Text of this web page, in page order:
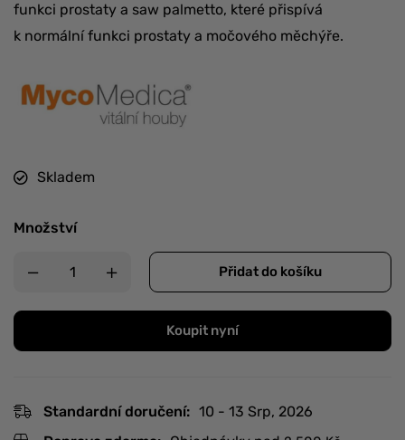
funkci prostaty a saw palmetto, které přispívá
k normální funkci prostaty a močového měchýře.
Skladem
Množství
Přidat do košíku
Koupit nyní
Standardní doručení: 10 - 13 Srp, 2026